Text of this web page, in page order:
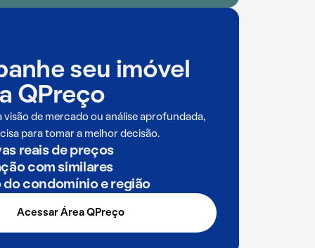
seu imóvel
QPreço
visão de mercado ou análise aprofundada,
para tomar a melhor decisão.
reais de preços
com similares
condomínio e região
Acessar Área QPreço